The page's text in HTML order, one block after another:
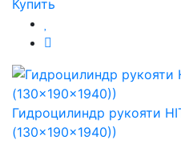
Купить
Гидроцилиндр рукояти
(130x190x1940))